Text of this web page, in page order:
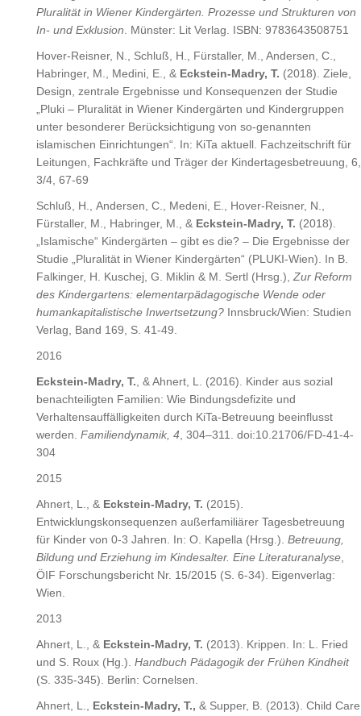
Pluralität in Wiener Kindergärten. Prozesse und Strukturen von
In- und Exklusion . Münster: Lit Verlag. ISBN: 9783643508751
Hover-Reisner, N., Schluß, H., Fürstaller, M., Andersen, C.,
Habringer, M., Medini, E., & Eckstein-Madry, T. (2018). Ziele,
Design, zentrale Ergebnisse und Konsequenzen der Studie
„Pluki – Pluralität in Wiener Kindergärten und Kindergruppen
unter besonderer Berücksichtigung von so-genannten
islamischen Einrichtungen“. In: KiTa aktuell. Fachzeitschrift für
Leitungen, Fachkräfte und Träger der Kindertagesbetreuung, 6,
3/4, 67-69
Schluß, H., Andersen, C., Medeni, E., Hover-Reisner, N.,
Fürstaller, M., Habringer, M., & Eckstein-Madry, T. (2018).
„Islamische“ Kindergärten – gibt es die? – Die Ergebnisse der
Studie „Pluralität in Wiener Kindergärten“ (PLUKI-Wien). In B.
Falkinger, H. Kuschej, G. Miklin & M. Sertl (Hrsg.), Zur Reform
des Kindergartens: elementarpädagogische Wende oder
humankapitalistische Inwertsetzung? Innsbruck/Wien: Studien
Verlag, Band 169, S. 41-49.
2016
Eckstein-Madry, T. , & Ahnert, L. (2016). Kinder aus sozial
benachteiligten Familien: Wie Bindungsdefizite und
Verhaltensauffälligkeiten durch KiTa-Betreuung beeinflusst
werden. Familiendynamik, 4 , 304–311. doi:10.21706/FD-41-4-
304
2015
Ahnert, L., & Eckstein-Madry, T. (2015).
Entwicklungskonsequenzen außerfamiliärer Tagesbetreuung
für Kinder von 0-3 Jahren. In: O. Kapella (Hrsg.). Betreuung,
Bildung und Erziehung im Kindesalter. Eine Literaturanalyse
ÖIF Forschungsbericht Nr. 15/2015 (S. 6-34). Eigenverlag:
Wien.
2013
Ahnert, L., & Eckstein-Madry, T. (2013). Krippen. In: L. Fried
und S. Roux (Hg.). Handbuch Pädagogik der Frühen Kindheit
(S. 335-345). Berlin: Cornelsen.
Ahnert, L., Eckstein-Madry, T., & Supper, B. (2013). Child Care